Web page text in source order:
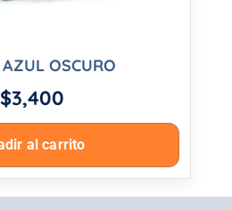
AZUL OSCURO
$3,400
al carrito